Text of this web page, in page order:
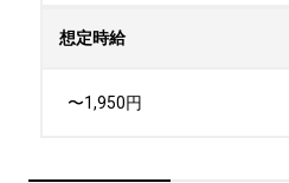
想定時給
〜1,950円